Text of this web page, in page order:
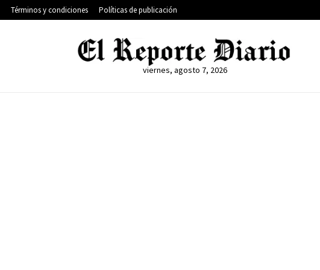
Términos y condiciones Políticas de publicación
viernes, agosto 7, 2026